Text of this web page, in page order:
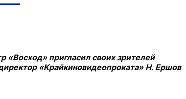
«Восход» пригласил своих зрителей
«Крайкиновидеопроката» Н. Ершов